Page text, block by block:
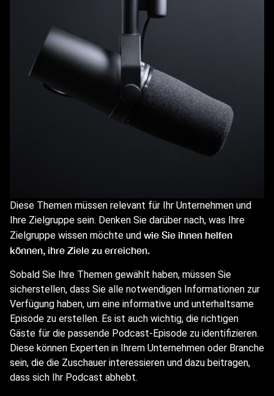
Diese Themen müssen relevant für Ihr Unternehmen und
Ihre Zielgruppe sein. Denken Sie darüber nach, was Ihre
Zielgruppe wissen möchte und wie Sie ihnen helfen
können, ihre Ziele zu erreichen.
Sobald Sie Ihre Themen gewählt haben, müssen Sie
sicherstellen, dass Sie alle notwendigen Informationen zur
Verfügung haben, um eine informative und unterhaltsame
Episode zu erstellen. Es ist auch wichtig, die richtigen
Gäste für die passende Podcast-Episode zu identifizieren.
Diese können Experten in Ihrem Unternehmen oder Branche
sein, die die Zuschauer interessieren und dazu beitragen,
dass sich Ihr Podcast abhebt.